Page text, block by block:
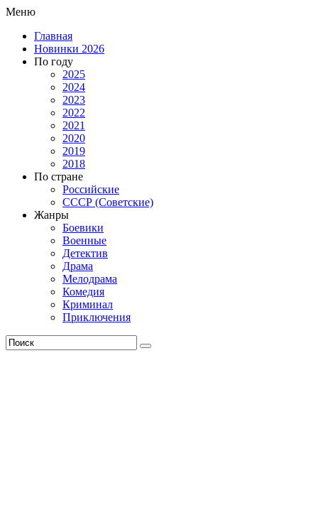
Меню
Главная
Новинки 2026
По году
2025
2024
2023
2022
2021
2020
2019
2018
По стране
Российские
СССР (Советские)
Жанры
Боевики
Военные
Детектив
Драма
Мелодрама
Комедия
Криминал
Приключения